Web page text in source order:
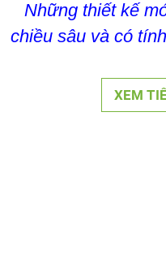
Những thiết kế
chiều sâu và có
XEM